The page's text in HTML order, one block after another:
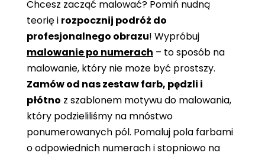
Chcesz zacząć malować? Pomiń nudną
teorię i rozpocznij podróż do
profesjonalnego obrazu! Wypróbuj
malowanie po numerach – to sposób na
malowanie, który nie może być prostszy.
Zamów od nas zestaw farb, pędzli i
płótno z szablonem motywu do malowania,
który podzieliliśmy na mnóstwo
ponumerowanych pól. Pomaluj pola farbami
o odpowiednich numerach i stopniowo na